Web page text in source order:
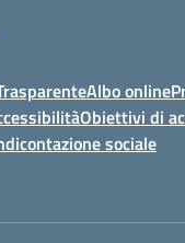
Albo online
Obiettivi di
sociale